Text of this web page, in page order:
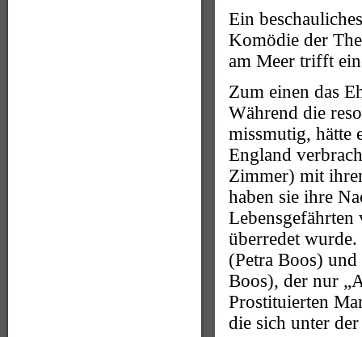
Ein
Komödie der
am Meer trifft
Zum einen das
Während die
missmutig, hätte
England
Zimmer) mit
haben sie ihre
Lebensgefährten
überredet
(Petra Boos)
Boos), der nur
Prostituierten
die sich unter